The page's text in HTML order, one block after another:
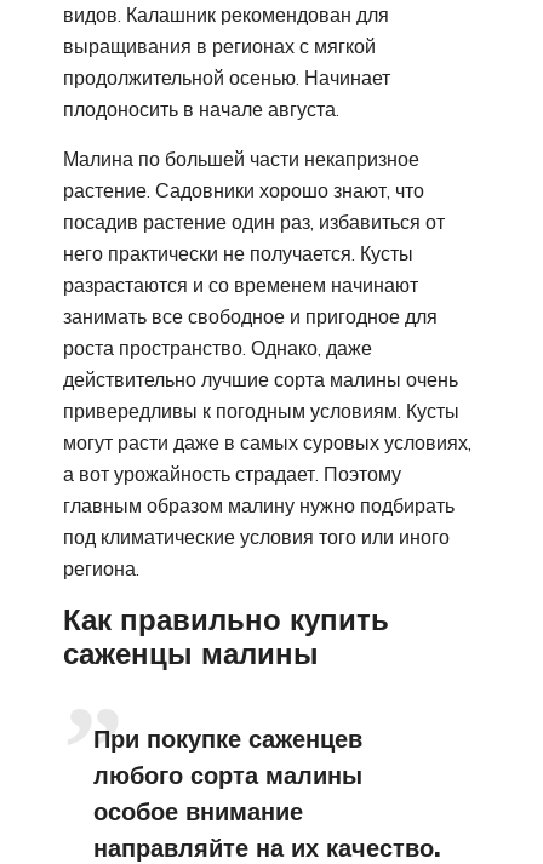
видов. Калашник рекомендован для
выращивания в регионах с мягкой
продолжительной осенью. Начинает
плодоносить в начале августа.
Малина по большей части некапризное
растение. Садовники хорошо знают, что
посадив растение один раз, избавиться от
него практически не получается. Кусты
разрастаются и со временем начинают
занимать все свободное и пригодное для
роста пространство. Однако, даже
действительно лучшие сорта малины очень
привередливы к погодным условиям. Кусты
могут расти даже в самых суровых условиях,
а вот урожайность страдает. Поэтому
главным образом малину нужно подбирать
под климатические условия того или иного
региона.
Как правильно купить
саженцы малины
При покупке саженцев
любого сорта малины
особое внимание
направляйте на их качество.